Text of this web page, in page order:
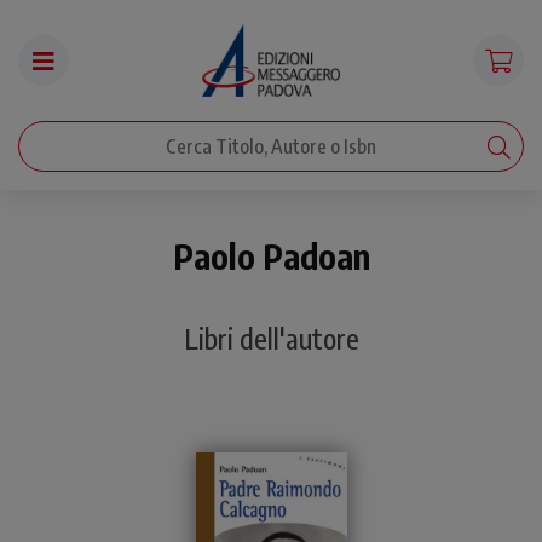
Paolo Padoan
Libri dell'autore